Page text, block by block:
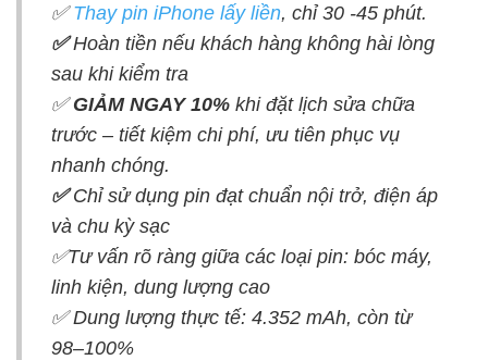
✅Thay pin iPhone lấy liền, chỉ 30 -45 phút.
✅Hoàn tiền nếu khách hàng không hài lòng
sau khi kiểm tra
✅GIẢM NGAY 10% khi đặt lịch sửa chữa
trước – tiết kiệm chi phí, ưu tiên phục vụ
nhanh chóng.
✅Chỉ sử dụng pin đạt chuẩn nội trở, điện áp
và chu kỳ sạc
✅Tư vấn rõ ràng giữa các loại pin: bóc máy,
linh kiện, dung lượng cao
✅ Dung lượng thực tế: 4.352 mAh, còn từ
98–100%